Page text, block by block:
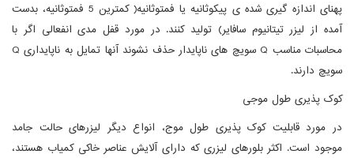
پهنای اندازه گیری شده ی پیکوثانیه یا فمتوثانیه( کمترین 5 فمتوثانیه، بدست
آمده از لیزر تیتانیوم سافایر) تولید کنند. در مورد قفل مدی انفعالی اگر با
محاسبات مناسب Q سویچ های ناپایدار حذف نشوند آنها تمایل به ناپایداری Q
سویچ دارند.
کوک پذیری طول موجی
در مورد قابلیت کوک پذیری طول موج، انواع دیگر لیزرهای حالت جامد
موجود است. اکثر بلورهای لیزری که دارای آلایش عناصر خاکی کمیاب هستند،